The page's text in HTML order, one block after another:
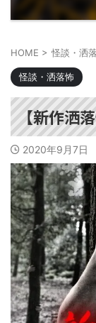
HOME > 怪談・洒
怪談・洒落怖
【新作洒
2020年9月7日